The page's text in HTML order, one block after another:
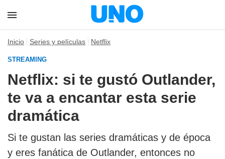
Inicio Series y películas Netflix
STREAMING
Netflix: si te gustó Outlander,
te va a encantar esta serie
dramática
Si te gustan las series dramáticas y de época
y eres fanática de Outlander, entonces no